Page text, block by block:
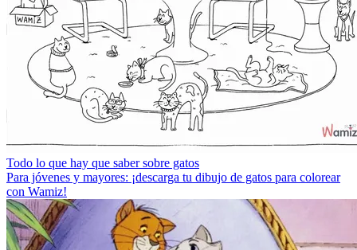
Todo lo que hay que saber sobre gatos
Para jóvenes y mayores: ¡descarga tu dibujo de gatos para colorear
con Wamiz!